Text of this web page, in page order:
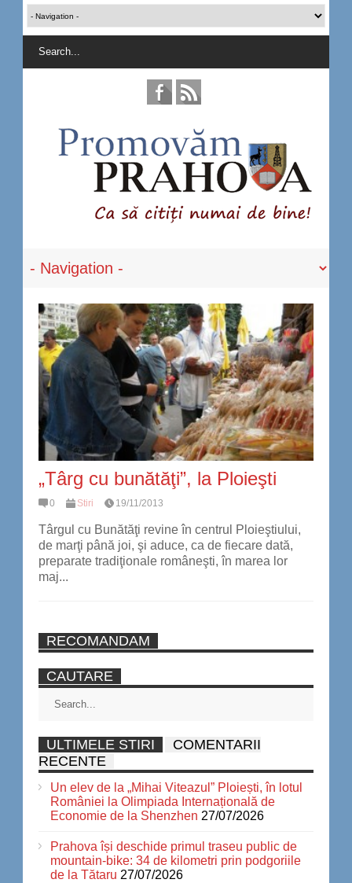
„Târg cu bunătăţi”, la Ploieşti
0 Stiri 19/11/2013
Târgul cu Bunătăţi revine în centrul Ploieştiului,
de marţi până joi, şi aduce, ca de fiecare dată,
preparate tradiţionale româneşti, în marea lor
maj...
RECOMANDAM
CAUTARE
ULTIMELE STIRI
COMENTARII
RECENTE
Un elev de la „Mihai Viteazul” Ploiești, în lotul
României la Olimpiada Internațională de
Economie de la Shenzhen 27/07/2026
Prahova își deschide primul traseu public de
mountain-bike: 34 de kilometri prin podgoriile
de la Tătaru 27/07/2026